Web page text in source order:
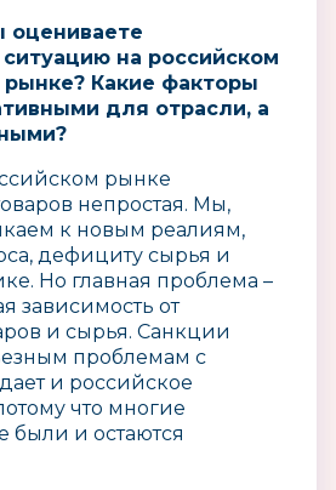
оцениваете
на российском
Какие факторы
для отрасли, а
рынке
непростая. Мы,
к новым реалиям,
дефициту сырья и
Но главная проблема –
зависимость от
и сырья. Санкции
проблемам с
и российское
что многие
были и остаются